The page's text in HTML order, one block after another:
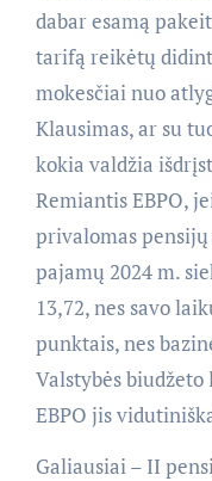
dabar esamą
tarifą reikėtų
mokesčiai nuo
Klausimas, ar su
kokia valdžia
Remiantis EBPO,
privalomas
pajamų 2024 m.
13,72, nes savo
punktais, nes
Valstybės biudžeto
EBPO jis
Galiausiai – II